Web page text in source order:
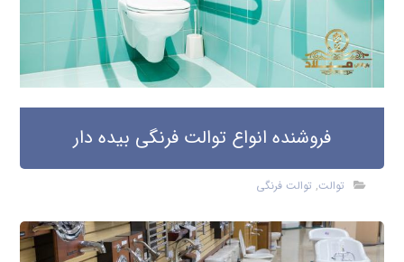
فروشنده انواع توالت فرنگی بیده دار
توالت, توالت فرنگی